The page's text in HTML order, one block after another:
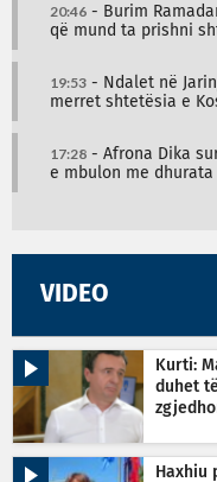
20:46 - Burim
që mund ta prishni
19:53 - Ndalet në
merret shtetësia e
17:28 - Afrona Dika
e mbulon me dhurata
VIDEO
Kurti:
duhet
Haxhiu